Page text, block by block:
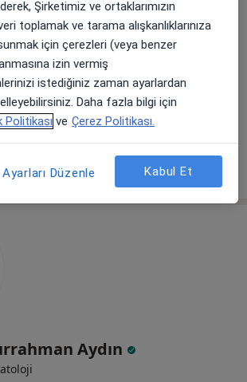
Ateş
Cad.No:62, Bolu• Harita
Hastanesi
et
Aydın
Şirketimiz ve ortaklarımızın
toplamak ve tarama alışkanlıklarınıza
için çerezleri (veya benzer
izin vermiş
istediğiniz zaman ayarlardan
Daha fazla bilgi için
Politikası ve Çerez Politikası.
Ayarları Düzenle Kabul Et